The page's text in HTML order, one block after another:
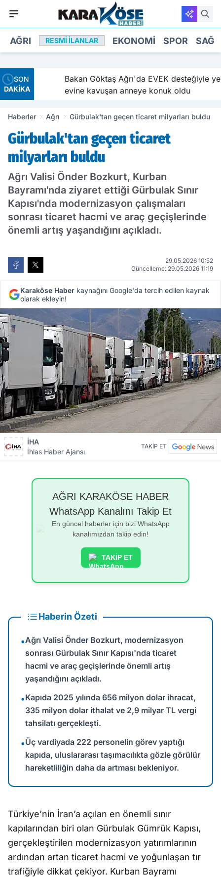
AĞRI RESMI İLANLAR EKONOMI SPOR
SON
DAKİKA
ve
Bakan Göktaş Ağrı'da EVEK desteğiyle yeni
evine kavuşan anneye konuk oldu
Haberler Ağrı Gürbulak'tan geçen ticaret milyarları buldu
Gürbulak'tan geçen ticaret
milyarları buldu
Ağrı Valisi Önder Bozkurt, Kurban
Bayramı'nda ziyaret ettiği Gürbulak Sınır
Kapısı'nda modernizasyon çalışmaları
sonrası ticaret hacmi ve araç geçişlerinde
önemli artış yaşandığını açıkladı.
29.05.2026 10:52
Güncelleme: 29.05.2026 11:19
Karaköse Haber kaynağını Google'da tercih edilen kaynak
olarak ekleyin!
İHA
İhlas Haber Ajansı
TAKİP ET
AĞRI KARAKÖSE HABER
WhatsApp Kanalını Takip Et
En güncel haberler için bizi WhatsApp
kanalımızdan takip edin!
TAKİP ET
Haberin Özeti
•Ağrı Valisi Önder Bozkurt, modernizasyon
sonrası Gürbulak Sınır Kapısı'nda ticaret
hacmi ve araç geçişlerinde önemli artış
yaşandığını açıkladı.
•Kapıda 2025 yılında 656 milyon dolar ihracat,
335 milyon dolar ithalat ve 2,9 milyar TL vergi
tahsilatı gerçekleşti.
•Üç vardiyada 222 personelin görev yaptığı
kapıda, uluslararası taşımacılıkta gözle görülür
hareketliliğin daha da artması bekleniyor.
Türkiye’nin İran’a açılan en önemli sınır
kapılarından biri olan Gürbulak Gümrük Kapısı,
gerçekleştirilen modernizasyon yatırımlarının
ardından artan ticaret hacmi ve yoğunlaşan tır
trafiğiyle dikkat çekiyor. Kurban Bayramı